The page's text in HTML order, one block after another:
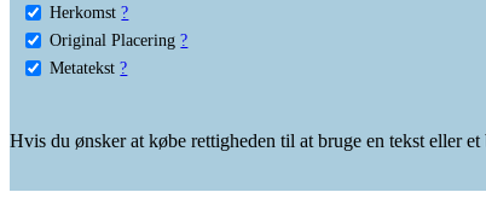
Herkomst ?
Original Placering ?
Metatekst ?
Hvis du ønsker at købe rettigheden til at bruge en tekst eller et